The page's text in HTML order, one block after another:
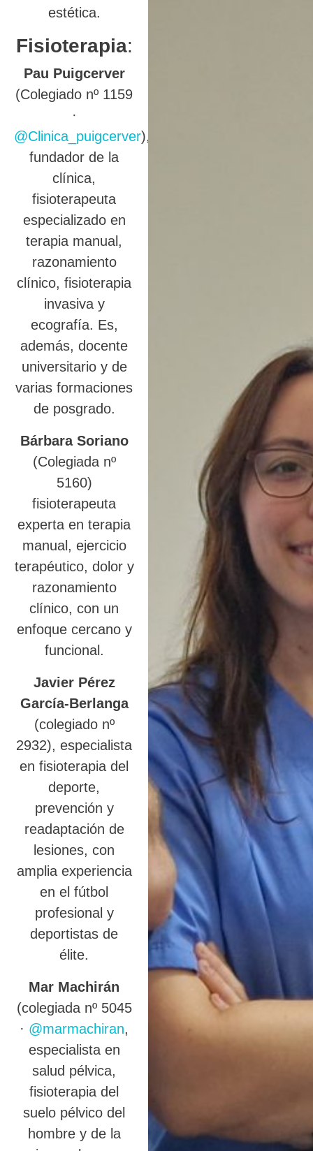
estética.
Fisioterapia:
Pau Puigcerver
(Colegiado nº 1159
·
@Clinica_puigcerver),
fundador de la
clínica,
fisioterapeuta
especializado en
terapia manual,
razonamiento
clínico, fisioterapia
invasiva y
ecografía. Es,
además, docente
universitario y de
varias formaciones
de posgrado.
Bárbara Soriano
(Colegiada nº
5160)
fisioterapeuta
experta en terapia
manual, ejercicio
terapéutico, dolor y
razonamiento
clínico, con un
enfoque cercano y
funcional.
Javier Pérez
García-Berlanga
(colegiado nº
2932), especialista
en fisioterapia del
deporte,
prevención y
readaptación de
lesiones, con
amplia experiencia
en el fútbol
profesional y
deportistas de
élite.
Mar Machirán
(colegiada nº 5045
· @marmachiran,
especialista en
salud pélvica,
fisioterapia del
suelo pélvico del
hombre y de la